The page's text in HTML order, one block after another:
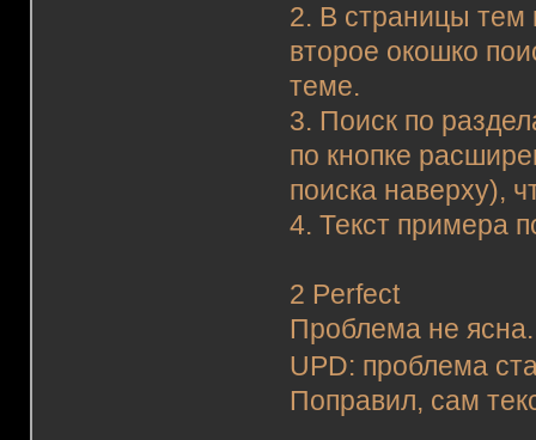
2. В страницы тем
второе окошко
теме.
3. Поиск по
по кнопке
поиска наверху),
4. Текст примера
2 Perfect
Проблема не
UPD: проблема
Поправил, сам